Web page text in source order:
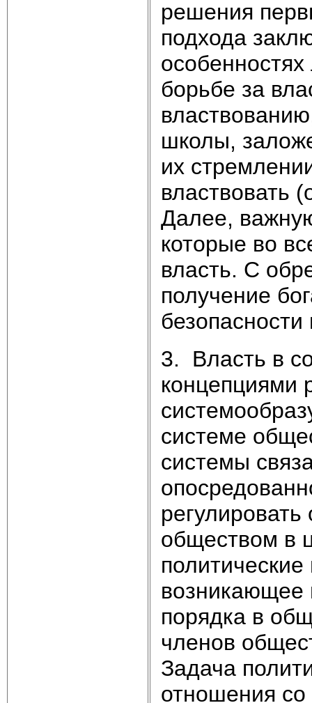
решения
подхода
борьбе за
школы,
их
властвовать
Далее,
которые во
власть. С
получение
безопасности
3. Власть в
концепциями
системе
системы
обществом в
возникающее
порядка в
членов
Задача
отношения